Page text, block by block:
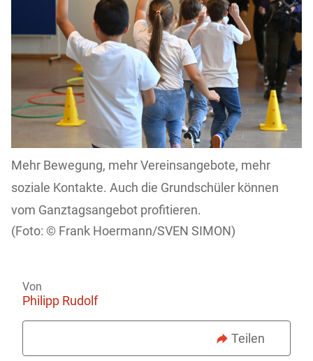
Mehr Bewegung, mehr Vereinsangebote, mehr
soziale Kontakte. Auch die Grundschüler können
vom Ganztagsangebot profitieren.
Frank Hoermann/SVEN SIMON)
Von
Philipp Rudolf
Teilen